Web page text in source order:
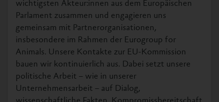
wichtigsten Akteur:innen aus dem Europäischen
Parlament zusammen und engagieren uns
gemeinsam mit Partnerorganisationen,
insbesondere im Rahmen der Eurogroup for
Animals. Unsere Kontakte zur EU-Kommission
bauen wir kontinuierlich aus. Dabei setzt unsere
politische Arbeit – wie in unserer
Unternehmensarbeit – auf Dialog,